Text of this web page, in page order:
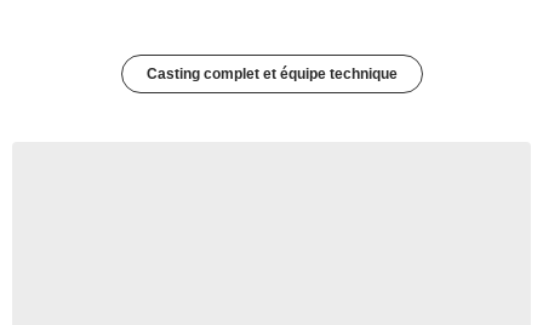
Casting complet et équipe technique